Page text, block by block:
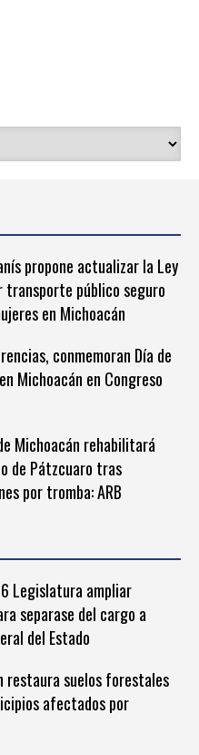
propone actualizar la Ley
transporte público seguro
en Michoacán
conmemoran Día de
Michoacán en Congreso
Michoacán rehabilitará
de Pátzcuaro tras
por tromba: ARB
Legislatura ampliar
separase del cargo a
del Estado
restaura suelos forestales
afectados por